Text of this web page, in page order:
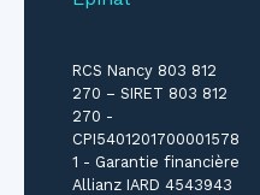
RCS Nancy 803 812
270 – SIRET 803 812
270 -
CPI5401201700001578
1 - Garantie financière
Allianz IARD 4543943